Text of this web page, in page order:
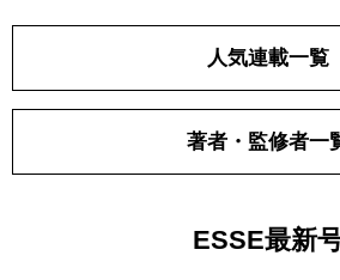
人気連載一覧
著者・監修者一
ESSE最新